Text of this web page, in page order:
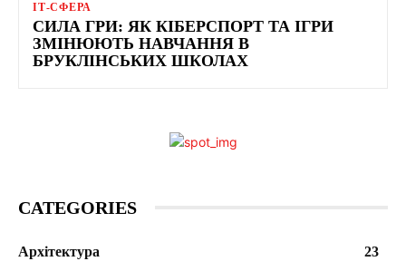
ІТ-СФЕРА
СИЛА ГРИ: ЯК КІБЕРСПОРТ ТА ІГРИ
ЗМІНЮЮТЬ НАВЧАННЯ В
БРУКЛІНСЬКИХ ШКОЛАХ
CATEGORIES
Архітектура
23